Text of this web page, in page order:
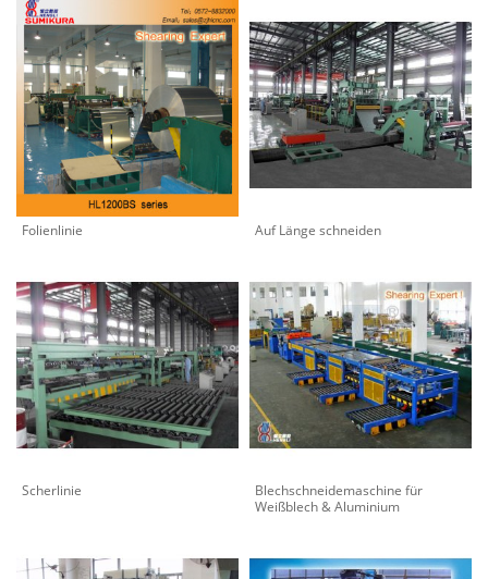
Folienlinie Auf Länge schneiden
Scherlinie
Blechschneidemaschine für
Weißblech & Aluminium